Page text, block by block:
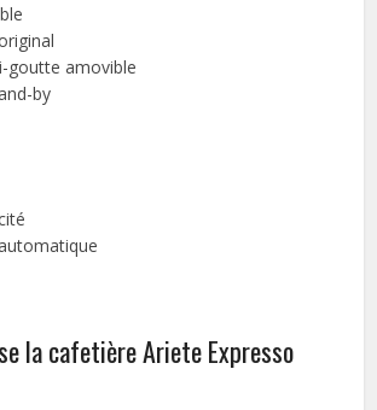
goutte amovible
by
la cafetière Ariete Expresso